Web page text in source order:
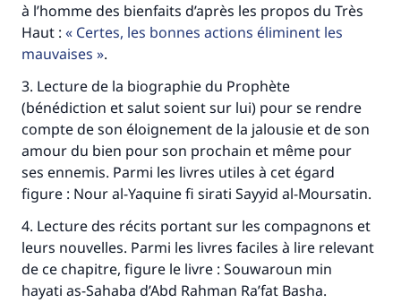
à l’homme des bienfaits d’après les propos du Très
Haut :
Certes, les bonnes actions éliminent les
mauvaises
.
3. Lecture de la biographie du Prophète
(bénédiction et salut soient sur lui) pour se rendre
compte de son éloignement de la jalousie et de son
amour du bien pour son prochain et même pour
ses ennemis. Parmi les livres utiles à cet égard
figure : Nour al-Yaquine fi sirati Sayyid al-Moursatin.
4. Lecture des récits portant sur les compagnons et
leurs nouvelles. Parmi les livres faciles à lire relevant
de ce chapitre, figure le livre : Souwaroun min
hayati as-Sahaba d’Abd Rahman Ra’fat Basha.